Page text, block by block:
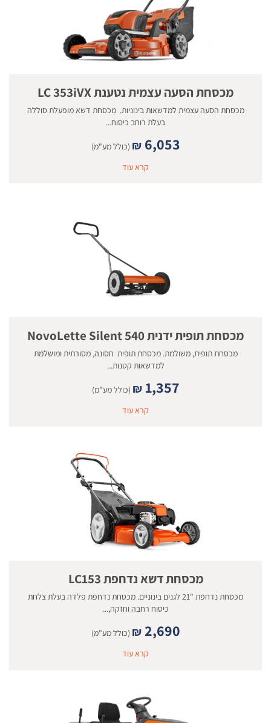
מכסחת הסעה עצמית נטענת LC 353iVX
מכסחת הסעה עצמית למדשאות בינוניות. מכסחת דשא מופעלת סוללה
בעלת רוחב כיסוח...
₪ 6,053
(כולל מע"מ)
קרא עוד
מכסחת תופית ידנית NovoLette Silent 540
מכסחת תופית, משולמת. מכסחת תופית חסונה, מסורתית ומושלמת
למדשאות קטנות...
₪ 1,357
(כולל מע"מ)
קרא עוד
מכסחת דשא נדחפת LC153
מכסחת נדחפת "21 לגנים בינוניים. מכסחת נדחפת פלדה בעלת צלחת
כיסוח רחבה וחזקה,...
₪ 2,690
(כולל מע"מ)
קרא עוד